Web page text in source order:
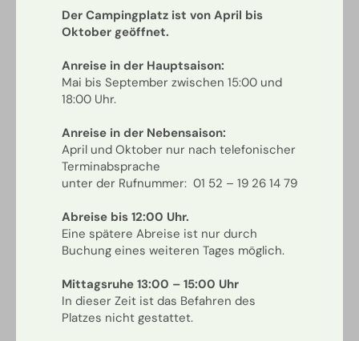
Der Campingplatz ist von April bis
Oktober geöffnet.
Anreise in der Hauptsaison:
Mai bis September zwischen 15:00 und
18:00 Uhr.
Anreise in der Nebensaison:
April und Oktober nur nach telefonischer
Terminabsprache
unter der Rufnummer: 01 52 – 19 26 14 79
Abreise bis 12:00 Uhr.
Eine spätere Abreise ist nur durch
Buchung eines weiteren Tages möglich.
Mittagsruhe 13:00 – 15:00 Uhr
In dieser Zeit ist das Befahren des
Platzes nicht gestattet.